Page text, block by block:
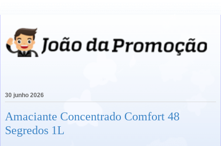
30 junho 2026
Amaciante Concentrado Comfort 48
Segredos 1L